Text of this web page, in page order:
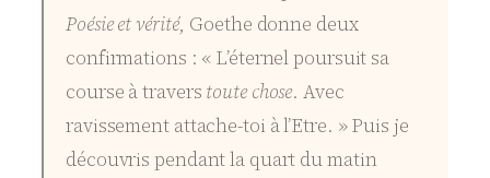
Poésie et vérité, Goethe donne deux
confirmations : « L’éternel poursuit sa
course à travers toute chose. Avec
ravissement attache-toi à l’Etre. » Puis je
découvris pendant la quart du matin